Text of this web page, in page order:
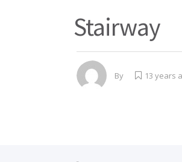
Stairway
By 13 years